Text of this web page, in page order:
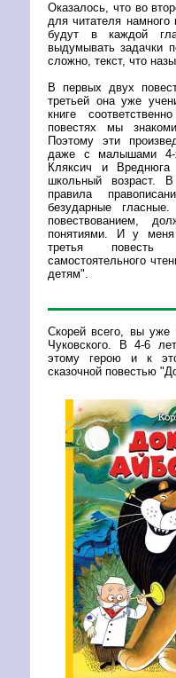
Оказалось, что во
для читателя
будут в каждой
выдумывать задачки
сложно, текст, что
В первых двух
третьей она уже
книге
повестях мы
Поэтому эти
даже с малышами
Кляксич и
школьный возраст. В
правила
безударные
повествованием,
понятиями. И у меня
третья
самостоятельного
детям".
Скорей всего, вы
Чуковского. В 4-6
этому герою и к
сказочной повестью